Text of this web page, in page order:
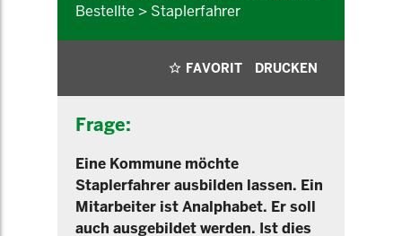
Bestellte > Staplerfahrer
FAVORIT DRUCKEN
Frage:
Eine Kommune möchte
Staplerfahrer ausbilden lassen. Ein
Mitarbeiter ist Analphabet. Er soll
auch ausgebildet werden. Ist dies